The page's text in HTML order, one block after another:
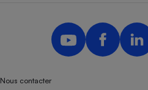
Nous contacter